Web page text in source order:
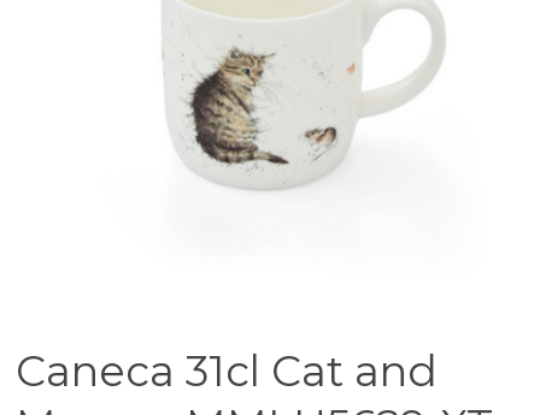
Caneca 31cl Cat and